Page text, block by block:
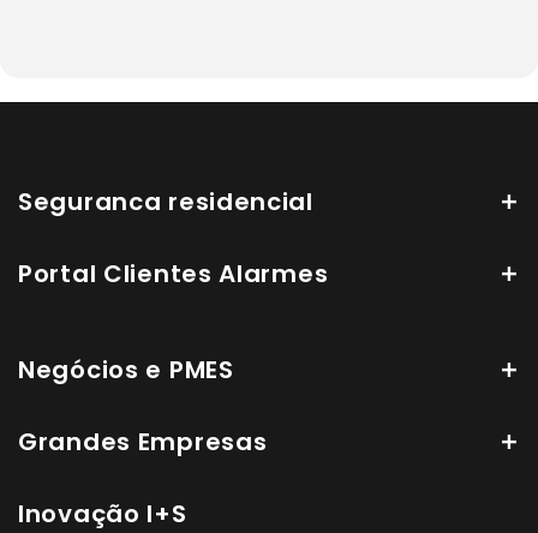
Seguranca residencial
Portal Clientes Alarmes
Negócios e PMES
Grandes Empresas
Inovação I+S